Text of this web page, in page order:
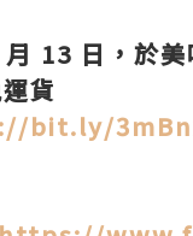
13 日，於美
貨
bit.ly/